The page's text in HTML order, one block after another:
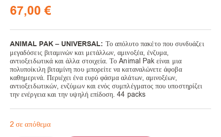
67,00€
ANIMAL PAK – UNIVERSAL: Το απόλυτο πακέτο που συνδυάζει
μεγαδόσεις βιταμινών και μετάλλων, αμινοξέα, ένζυμα,
αντιοξειδωτικά και άλλα στοιχεία. Το Animal Pak είναι μια
πολυποίκιλη βιταμίνη που μπορείτε να καταναλώνετε άφοβα
καθημερινά. Περιέχει ένα ευρύ φάσμα αλάτων, αμινοξέων,
αντιοξειδωτικών, ενζύμων και ενός συμπλέγματος που υποστηρίζει
την ενέργεια και την υψηλή επίδοση. 44 packs
2 σε απόθεμα